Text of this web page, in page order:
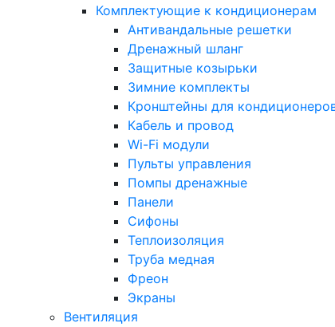
Комплектующие к кондиционерам
Антивандальные решетки
Дренажный шланг
Защитные козырьки
Зимние комплекты
Кронштейны для
Кабель и провод
Wi-Fi модули
Пульты управления
Помпы дренажные
Панели
Сифоны
Теплоизоляция
Труба медная
Фреон
Экраны
Вентиляция